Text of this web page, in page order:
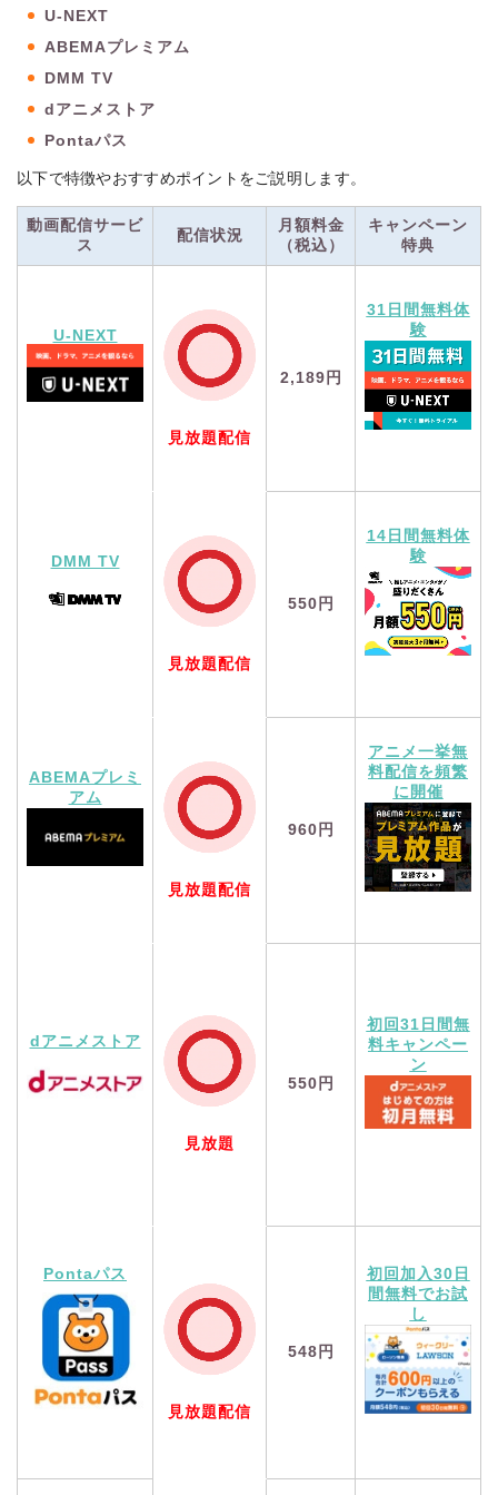
U-NEXT
ABEMAプレミアム
DMM TV
dアニメストア
Pontaパス
以下で特徴やおすすめポイントをご説明します。
動画配信サービ
ス
配信状況
月額料金
（税込）
キャンペーン
特典
U-NEXT
見放題配信
2,189円
31日間無料体
験
DMM TV
見放題配信
550円
14日間無料体
験
ABEMAプレミ
アム
見放題配信
960円
アニメ一挙無
料配信を頻繁
に開催
dアニメストア
見放題
550円
初回31日間無
料キャンペー
ン
Pontaパス
見放題配信
548円
初回加入30日
間無料でお試
し